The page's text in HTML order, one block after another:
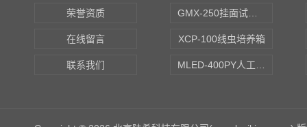
荣誉资质
在线留言
联系我们
XCP-100线虫培养箱